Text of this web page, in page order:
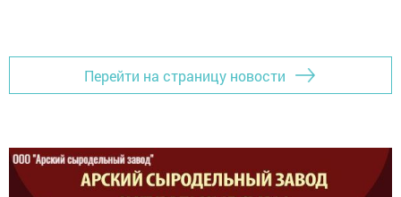
Перейти на страницу новости